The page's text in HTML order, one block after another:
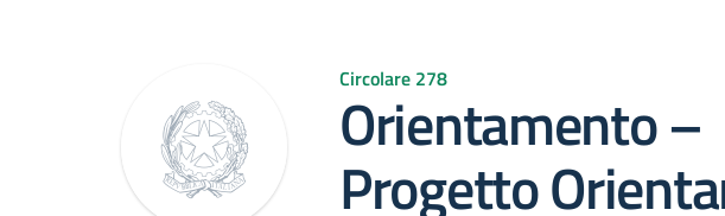
Circolare 278
Orientamento –
Progetto